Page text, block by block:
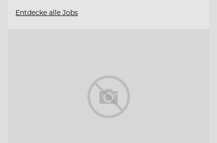
Entdecke alle Jobs